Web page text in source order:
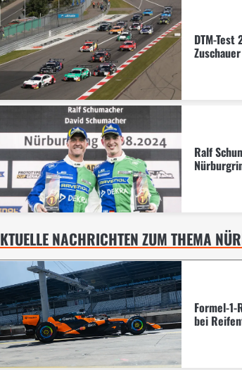
DTM-
Zuschauer
Ralf
NACHRICHTEN ZUM THEMA
Formel-
bei